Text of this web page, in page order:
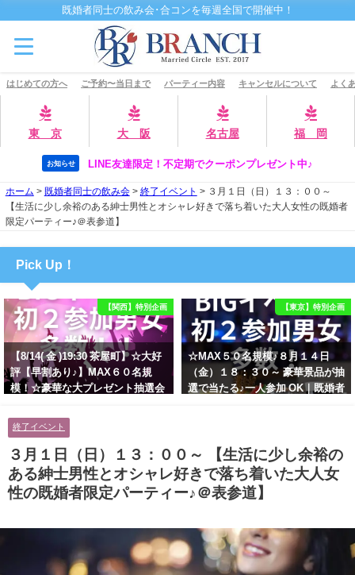
既婚者同士の飲み会･合コンを毎週全国で開催中！
はじめての方へ ご予約〜当日まで パーティー内容 キャンセルについて よく
東 京 大 阪 名古屋 福 岡
お知らせ LINE友達限定！不定期でクーポンプレゼント中♪
ホーム > 既婚者同士の飲み会> 終了イベント > ３月１日（日）１３：００～
【生活に少し余裕のある紳士男性とオシャレ好きで落ち着いた大人女性の既婚者
限定パーティー♪＠表参道】
Pick Up！
【関西】特別企画
【8/14( 金 )19:30 茶屋町】☆大好
評【早割あり♪】MAX６０名規
模！☆豪華な大プレゼント抽選会
男性とオシャレ好きで落ち着いた
大人女性の既婚者限定ビッグパー
ティー♪＠茶屋町】
【東京】特別企画
☆MAX５０名規模♪８月１４日
（金）１８：３０～ 豪華景品が抽
選で当たる♪一人参加 OK｜既婚者
女性の既婚者限定ビッグパーティ
ー♪＠池袋】
終了イベント
３月１日（日）１３：００～ 【生活に少し余裕の
ある紳士男性とオシャレ好きで落ち着いた大人女
性の既婚者限定パーティー♪＠表参道】